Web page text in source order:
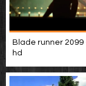
Blade runner
hd